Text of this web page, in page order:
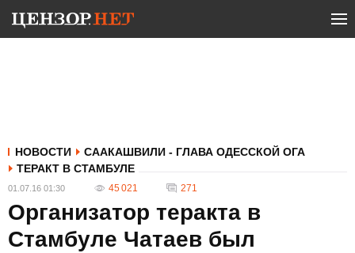
НОВОСТИ
СААКАШВИЛИ - ГЛАВА ОДЕССКОЙ ОГА
ТЕРАКТ В СТАМБУЛЕ
01.07.16 01:30 45 021 271
Организатор теракта в
Стамбуле Чатаев был